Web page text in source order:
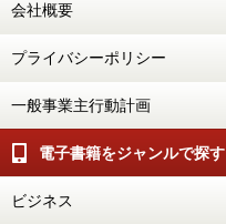
会社概要
プライバシーポリシー
一般事業主行動計画
電子書籍をジャンルで探す
ビジネス